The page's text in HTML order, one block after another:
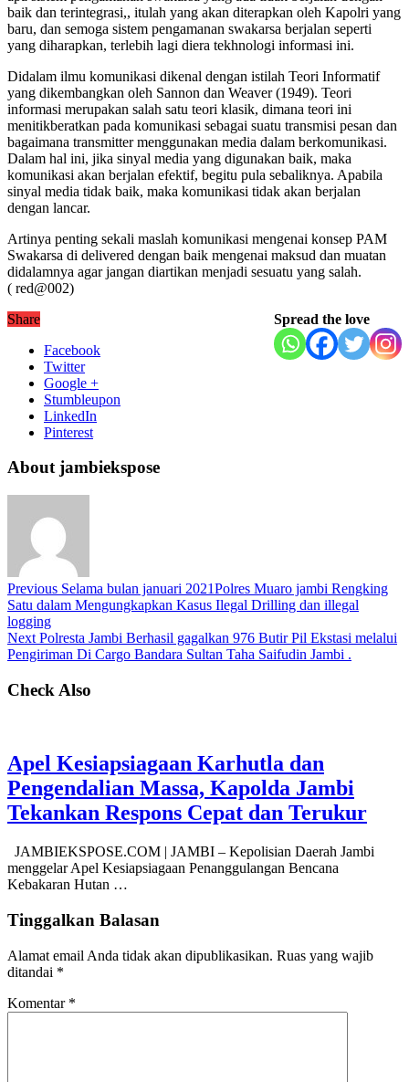
baik dan terintegrasi,, itulah yang akan diterapkan oleh Kapolri yang
baru, dan semoga sistem pengamanan swakarsa berjalan seperti
yang diharapkan, terlebih lagi diera tekhnologi informasi ini.
Didalam ilmu komunikasi dikenal dengan istilah Teori Informatif
yang dikembangkan oleh Sannon dan Weaver (1949). Teori
informasi merupakan salah satu teori klasik, dimana teori ini
menitikberatkan pada komunikasi sebagai suatu transmisi pesan dan
bagaimana transmitter menggunakan media dalam berkomunikasi.
Dalam hal ini, jika sinyal media yang digunakan baik, maka
komunikasi akan berjalan efektif, begitu pula sebaliknya. Apabila
sinyal media tidak baik, maka komunikasi tidak akan berjalan
dengan lancar.
Artinya penting sekali maslah komunikasi mengenai konsep PAM
Swakarsa di delivered dengan baik mengenai maksud dan muatan
didalamnya agar jangan diartikan menjadi sesuatu yang salah.
( red@002)
Spread the love
Share
Facebook
Twitter
Google +
Stumbleupon
LinkedIn
Pinterest
About jambiekspose
Previous Selama bulan januari 2021Polres Muaro jambi Rengking
Satu dalam Mengungkapkan Kasus Ilegal Drilling dan illegal
logging
Next Polresta Jambi Berhasil gagalkan 976 Butir Pil Ekstasi melalui
Pengiriman Di Cargo Bandara Sultan Taha Saifudin Jambi .
Check Also
Apel Kesiapsiagaan Karhutla dan
Pengendalian Massa, Kapolda Jambi
Tekankan Respons Cepat dan Terukur
JAMBIEKSPOSE.COM | JAMBI – Kepolisian Daerah Jambi
menggelar Apel Kesiapsiagaan Penanggulangan Bencana
Kebakaran Hutan …
Tinggalkan Balasan
Alamat email Anda tidak akan dipublikasikan. Ruas yang wajib
ditandai *
Komentar *